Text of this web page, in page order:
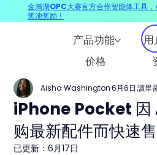
产品功能
用
价格
iPhone Pocket 因
购最新配件而快速
Aisha Washington 6月6日 讀畢
已更新：6月17日
金漪湖OPC大赛官方合作智能体工具
奖池奖励！